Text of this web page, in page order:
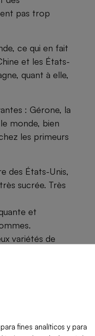
pas trop
ce qui en fait
et les États-
quant à elle,
: Gérone, la
monde, bien
les primeurs
des États-Unis,
sucrée. Très
et
variétés de
grâce à
(rouge et
fines analíticos y para